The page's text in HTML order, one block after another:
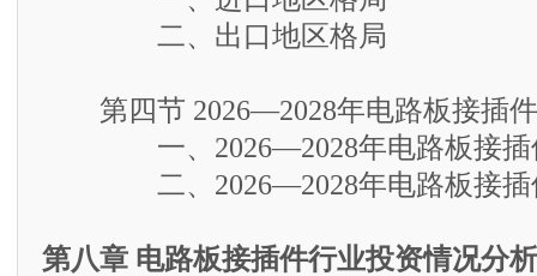
二、出口地区格局
第四节 2026—2028年电路板接插件
一、2026—2028年电路板接插件
二、2026—2028年电路板接插件
第八章 电路板接插件行业投资情况分析